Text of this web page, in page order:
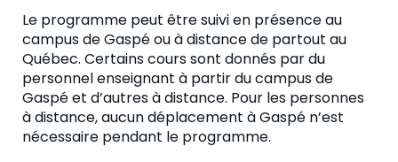
Le programme peut être suivi en présence au
campus de Gaspé ou à distance de partout au
Québec. Certains cours sont donnés par du
personnel enseignant à partir du campus de
Gaspé et d’autres à distance. Pour les personnes
à distance, aucun déplacement à Gaspé n’est
nécessaire pendant le programme.